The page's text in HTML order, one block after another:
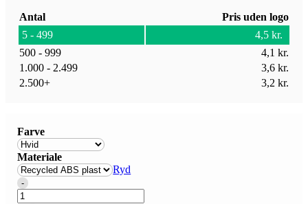
Antal
Pris uden logo
5 - 499
4,5 kr.
500 - 999
4,1 kr.
1.000 - 2.499
3,6 kr.
2.500+
3,2 kr.
Farve
Materiale
Ryd
Quantity
-